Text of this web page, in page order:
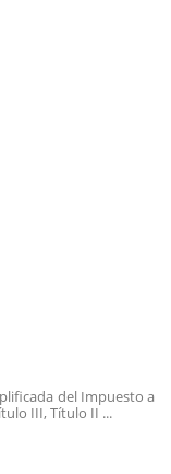
del Impuesto a
III, Título II ...